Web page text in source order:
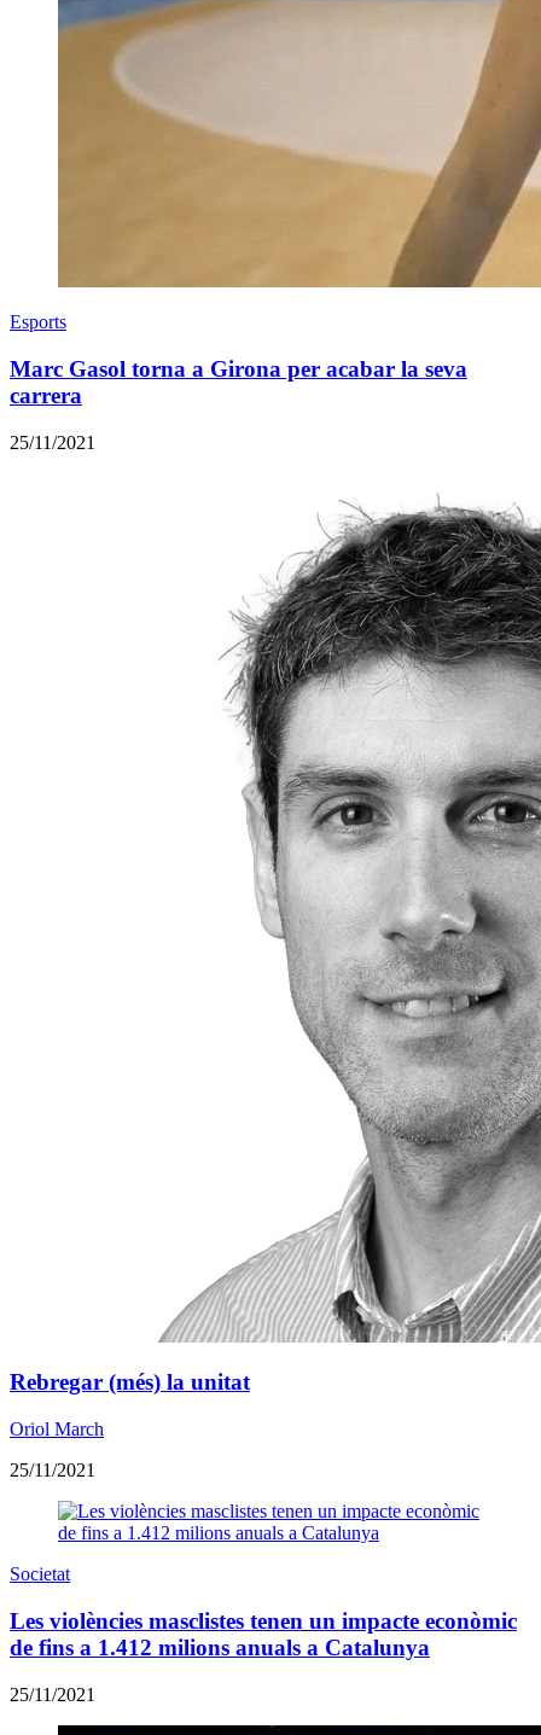
Esports
Marc Gasol torna a Girona per acabar la seva
carrera
25/11/2021
Rebregar (més) la unitat
Oriol March
25/11/2021
Societat
Les violències masclistes tenen un impacte econòmic
de fins a 1.412 milions anuals a Catalunya
25/11/2021